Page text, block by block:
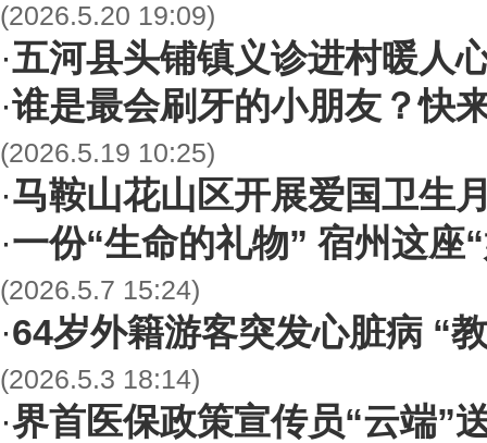
(2026.5.20 19:09)
·五河县头铺镇义诊进村暖人
·谁是最会刷牙的小朋友？快
(2026.5.19 10:25)
·马鞍山花山区开展爱国卫生
·一份“生命的礼物” 宿州这座
(2026.5.7 15:24)
·64岁外籍游客突发心脏病 “
(2026.5.3 18:14)
·界首医保政策宣传员“云端”